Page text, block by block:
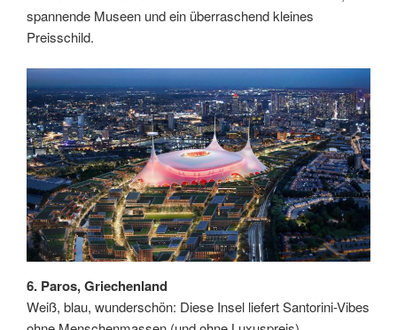
spannende Museen und ein überraschend kleines
Preisschild.
6. Paros, Griechenland
Weiß, blau, wunderschön: Diese Insel liefert Santorini-Vibes